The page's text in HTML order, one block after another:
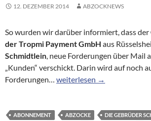
12. DEZEMBER 2014 ABZOCKNEWS
So wurden wir darüber informiert, dass der
derTropmi Payment GmbH aus
Schmidtlein, neue Forderungen über Mail
„Kunden“ verschickt. Darin wird auf noch
Forderungen… Erneute Forderungen
weiterlesen →
ABONNEMENT ABZOCKE
DIE GEBRÜDER